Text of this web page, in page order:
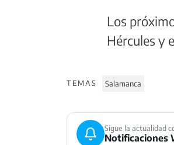
Los
Hércules y
TEMAS Salamanca
Sigue la actualidad
Notificaciones